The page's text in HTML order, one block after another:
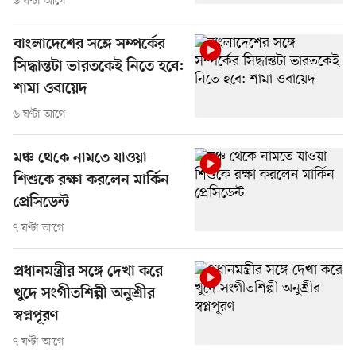
বাংলাদেশের সঙ্গে সম্পর্কের
সিদ্ধান্তটা ভারতকেই নিতে হবে:
শামা ওবায়েদ
৬ ঘণ্টা আগে
মঞ্চ থেকে নামতে যাওয়া
শিশুকে রক্ষা করলেন মার্কিন
প্রেসিডেন্ট
৭ ঘণ্টা আগে
প্রধানমন্ত্রীর সঙ্গে দেখা করে
খুদে সংগীতশিল্পী অনুশ্রীর
স্বপ্নপূরণ
৭ ঘণ্টা আগে